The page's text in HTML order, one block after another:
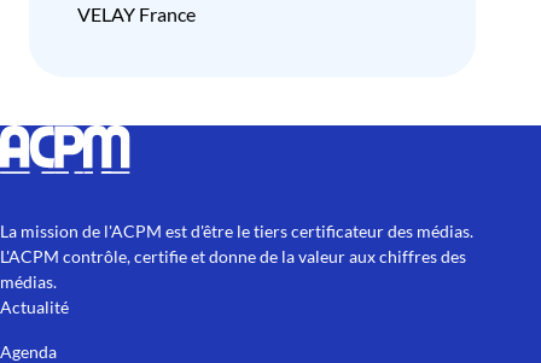
VELAY France
La mission de l'ACPM est d'être le tiers certificateur des médias.
L'ACPM contrôle, certifie et donne de la valeur aux chiffres des
médias.
Actualité
Agenda